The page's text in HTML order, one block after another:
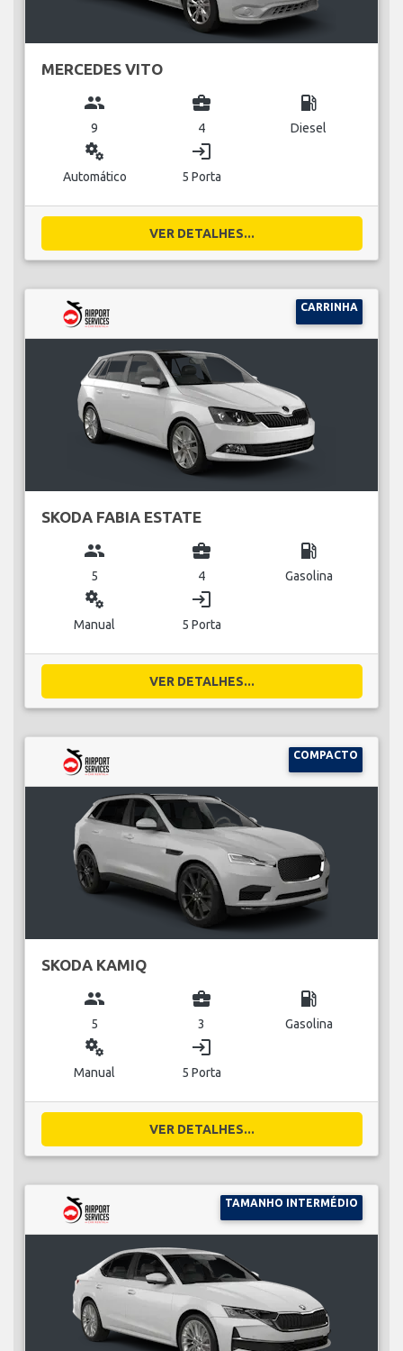
MERCEDES VITO
group
9
business_center
4
local_gas_station
Diesel
miscellaneous_services
Automático
login
5 Porta
VER DETALHES...
CARRINHA
SKODA FABIA ESTATE
group
5
business_center
4
local_gas_station
Gasolina
miscellaneous_services
Manual
login
5 Porta
VER DETALHES...
COMPACTO
SKODA KAMIQ
group
5
business_center
3
local_gas_station
Gasolina
miscellaneous_services
Manual
login
5 Porta
VER DETALHES...
TAMANHO INTERMÉDIO